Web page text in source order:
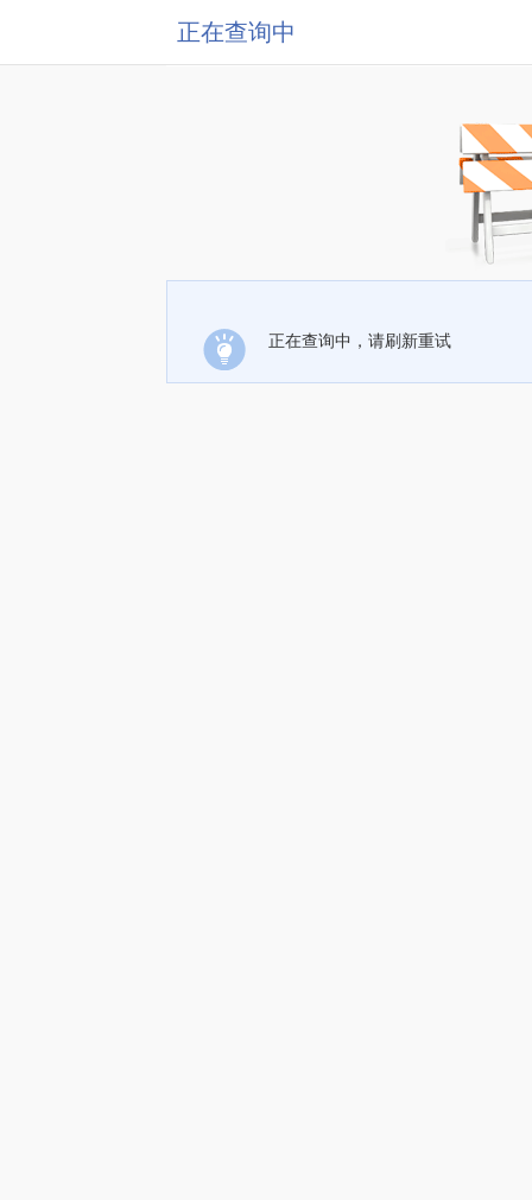
正在查询中
正在查询中，请刷新重试